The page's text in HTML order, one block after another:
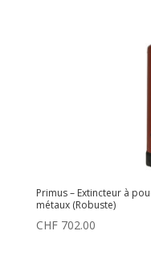
Primus – Extincteur à
métaux (Robuste)
CHF702.00